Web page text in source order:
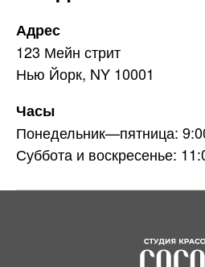
Адрес
123 Мейн стрит
Нью Йорк, NY 10001
Часы
Понедельник—пятница:
Суббота и воскресенье: